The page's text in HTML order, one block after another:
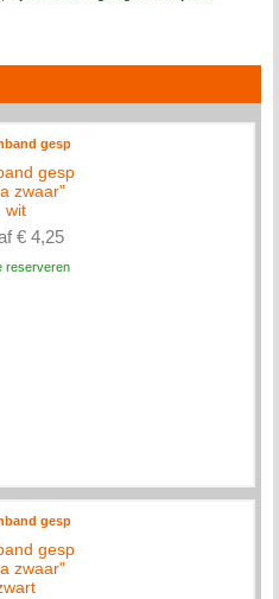
gesp
zwaar"
wit
€ 4,25
reserveren
gesp
zwaar"